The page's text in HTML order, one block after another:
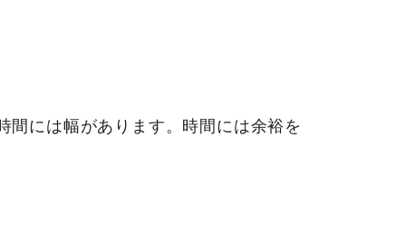
には幅があります。時間には余裕を